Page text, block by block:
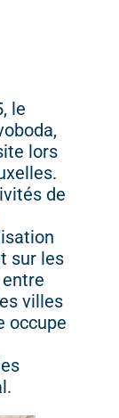
le
lors
de
sur les
villes
occupe